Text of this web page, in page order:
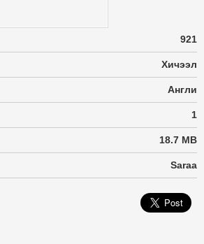
921
Хичээл
Англи
1
18.7 MB
Saraa